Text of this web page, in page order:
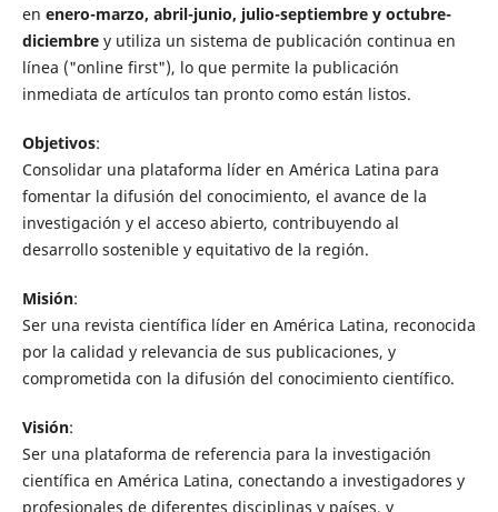
en enero-marzo, abril-junio, julio-septiembre y octubre-
diciembre y utiliza un sistema de publicación continua en
línea ("online first"), lo que permite la publicación
inmediata de artículos tan pronto como están listos.
Objetivos:
Consolidar una plataforma líder en América Latina para
fomentar la difusión del conocimiento, el avance de la
investigación y el acceso abierto, contribuyendo al
desarrollo sostenible y equitativo de la región.
Misión:
Ser una revista científica líder en América Latina, reconocida
por la calidad y relevancia de sus publicaciones, y
comprometida con la difusión del conocimiento científico.
Visión:
Ser una plataforma de referencia para la investigación
científica en América Latina, conectando a investigadores y
profesionales de diferentes disciplinas y países, y